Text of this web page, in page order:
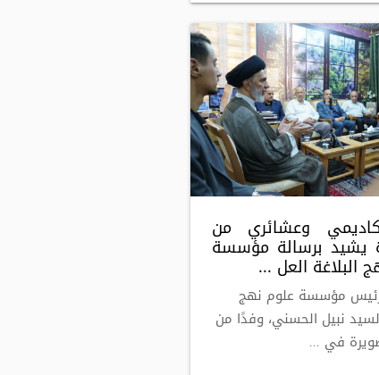
وعشائري من
يشيد برسالة مؤسسة
البلاغة العل ...
مؤسسة علوم نهج
السيد نبيل الحسني، وفدًا من
في ...